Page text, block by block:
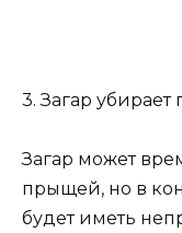
3. Загар
Загар может
прыщей, но в
будет иметь